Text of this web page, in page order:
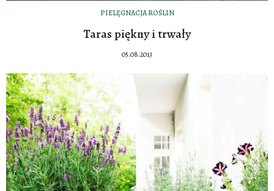
PIELĘGNACJA ROŚLIN
Taras piękny i trwały
05.08.2013